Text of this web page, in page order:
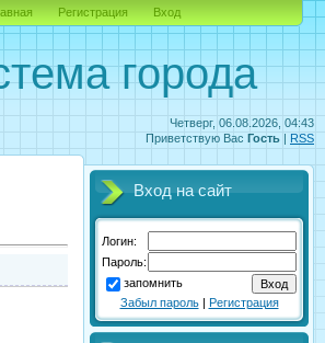
Четверг, 06.08.2026, 04:43
Приветствую Вас Гость | RSS
города
Регистрация Вход
Вход на сайт
Логин:
Пароль:
запомнить
Забыл пароль| Регистрация